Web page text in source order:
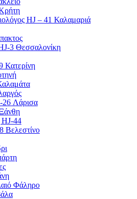
HJ – 41 Καλαμαριά
3 Θεσσαλονίκη
Κατερίνη
26 Λάρισα
HJ-44
Βελεστίνο
Φάληρο